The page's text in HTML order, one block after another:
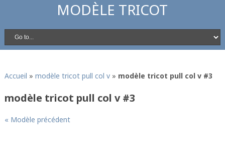
MODÈLE TRICOT
Accueil » modèle tricot pull col v» modèle tricot pull col v #3
modèle tricot pull col v #3
« Modèle précédent